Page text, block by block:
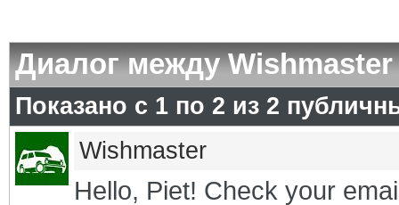
Диалог между Wishmaster
Показано с 1 по 2 из 2
Wishmaster
Hello, Piet! Check your